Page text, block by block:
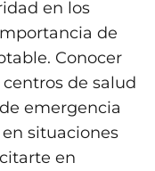
en los
de
Conocer
de salud
emergencia
situaciones
en